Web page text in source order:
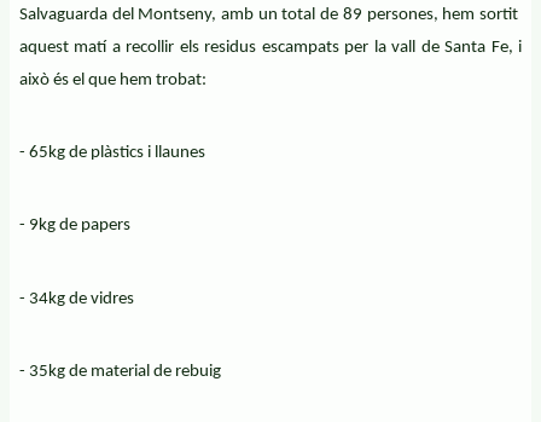
Salvaguarda del Montseny, amb un total de 89 persones, hem sortit
aquest matí a recollir els residus escampats per la vall de Santa Fe, i
això és el que hem trobat:
- 65kg de plàstics i llaunes
- 9kg de papers
- 34kg de vidres
- 35kg de material de rebuig